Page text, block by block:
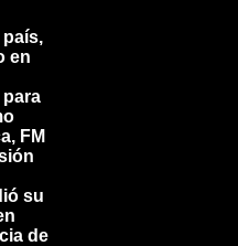
país,
en
FM
su
de